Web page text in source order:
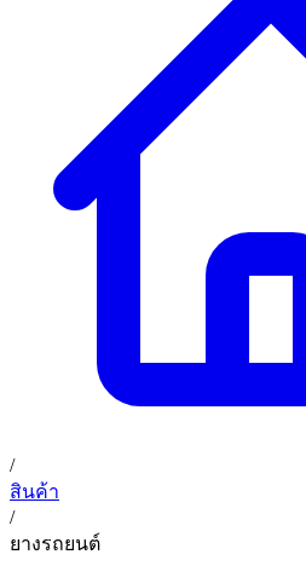
การรับประกันสินค้า
ข่าวสารและโปรโมชั่น
ติดต่อเรา
TH
02 393 3356
ก. เจริญยางยนต์ (บริษัท มิ้งค์ แอนด์
(ระหว่างซอยสุขุมวิท 89/1 - 91) แข
กรุงเทพมหานคร 10260
ก. เจริญค็อกพิท
อุดมสุข 28 ถนนอุดมสุข แขวงบางน
/
สินค้า
/
ยางรถยนต์